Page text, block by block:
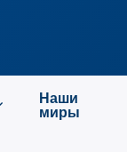
Наши
миры